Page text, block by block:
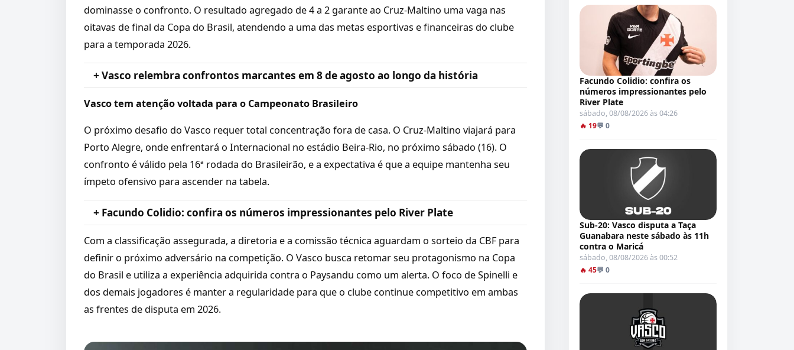
dominasse o confronto. O resultado agregado de 4 a 2 garante ao Cruz-Maltino uma vaga nas
oitavas de final da Copa do Brasil, atendendo a uma das metas esportivas e financeiras do clube
para a temporada 2026.
+ Vasco relembra confrontos marcantes em 8 de agosto ao longo da história
Vasco tem atenção voltada para o Campeonato Brasileiro
O próximo desafio do Vasco requer total concentração fora de casa. O Cruz-Maltino viajará para
Porto Alegre, onde enfrentará o Internacional no estádio Beira-Rio, no próximo sábado (16). O
confronto é válido pela 16ª rodada do Brasileirão, e a expectativa é que a equipe mantenha seu
ímpeto ofensivo para ascender na tabela.
+ Facundo Colidio: confira os números impressionantes pelo River Plate
Com a classificação assegurada, a diretoria e a comissão técnica aguardam o sorteio da CBF para
definir o próximo adversário na competição. O Vasco busca retomar seu protagonismo na Copa
do Brasil e utiliza a experiência adquirida contra o Paysandu como um alerta. O foco de Spinelli e
dos demais jogadores é manter a regularidade para que o clube continue competitivo em ambas
as frentes de disputa em 2026.
Facundo Colidio: confira os
números impressionantes pelo
River Plate
sábado, 08/08/2026 às 04:26
🔥 19💬 0
Sub-20: Vasco disputa a Taça
Guanabara neste sábado às 11h
contra o Maricá
sábado, 08/08/2026 às 00:52
🔥 45💬 0